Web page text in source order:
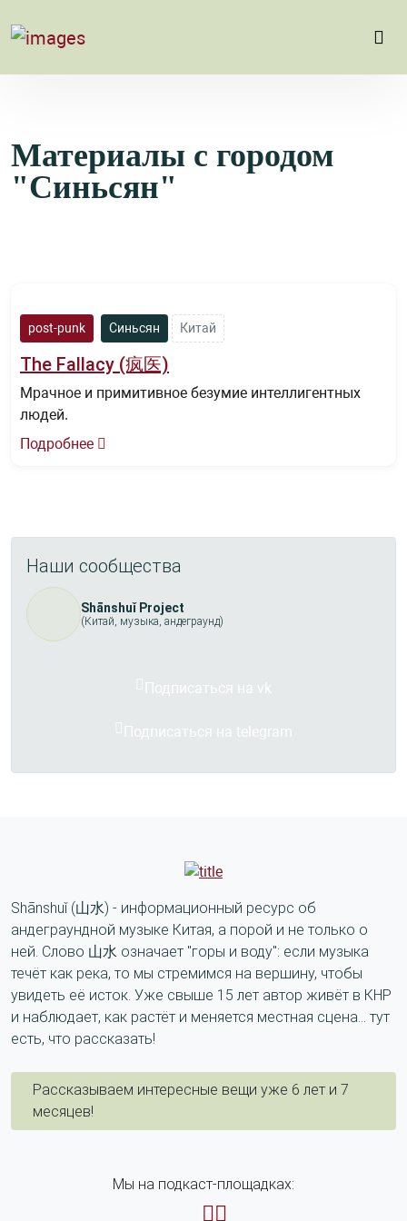
Материалы с городом
"Синьсян"
post-punk Синьсян Китай
The Fallacy (疯医)
Мрачное и примитивное безумие интеллигентных
людей.
Подробнее
Наши сообщества
Shānshuǐ Project
(Китай, музыка, андеграунд)
Подписаться на vk
Подписаться на telegram
Shānshuǐ (山水) - информационный ресурс об
андеграундной музыке Китая, а порой и не только о
ней. Слово 山水 означает "горы и воду": если музыка
течёт как река, то мы стремимся на вершину, чтобы
увидеть её исток. Уже свыше 15 лет автор живёт в КНР
и наблюдает, как растёт и меняется местная сцена... тут
есть, что рассказать!
Рассказываем интересные вещи уже 6 лет и 7
месяцев!
Мы на подкаст-площадках: